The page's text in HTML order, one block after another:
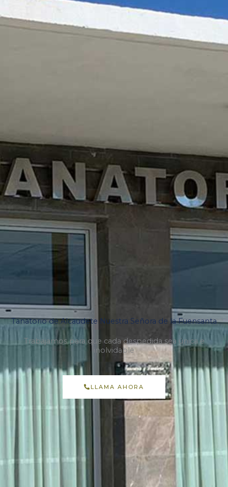
Tanatorio de Alcaudete Nuestra Señora de la Fuensanta
Trabajamos para que cada despedida sea única e
inolvidable
LLAMA AHORA